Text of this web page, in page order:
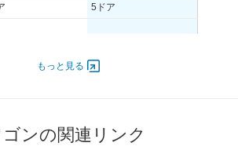
5ドア
もっと見る
ンの関連リンク